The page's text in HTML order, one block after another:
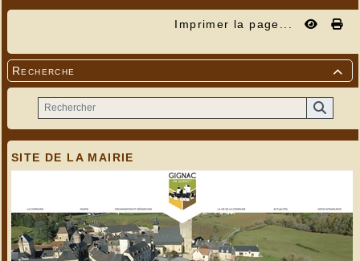
Imprimer la page...

Recherche
SITE DE LA MAIRIE